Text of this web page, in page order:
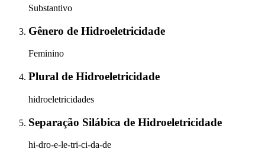
Substantivo
Gênero de Hidroeletricidade
Feminino
Plural de Hidroeletricidade
hidroeletricidades
Separação Silábica de Hidroeletricidade
hi-dro-e-le-tri-ci-da-de